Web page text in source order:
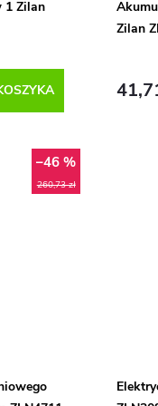
1 Zilan
Zilan
260,73 zł
–46 %